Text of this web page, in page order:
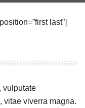
last”]
vulputate
vitae viverra magna.